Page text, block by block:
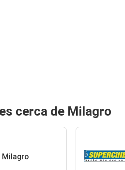
cerca de Milagro
Milagro